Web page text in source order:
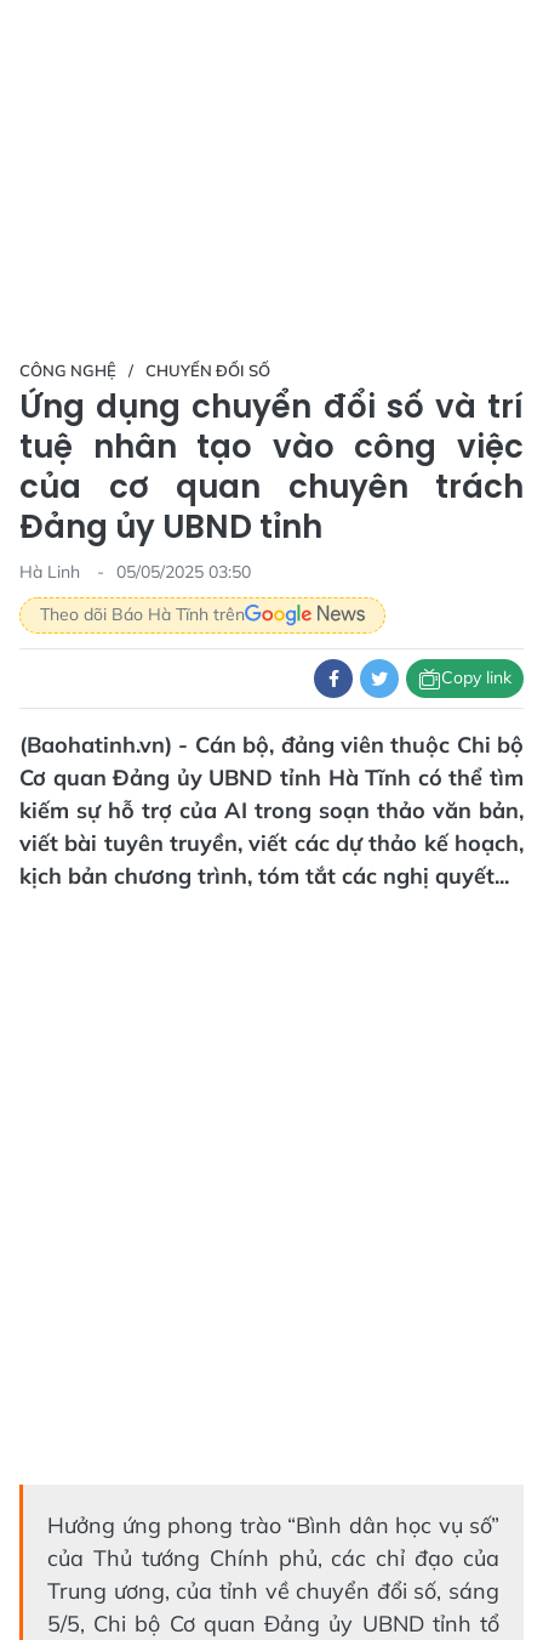
CÔNG NGHỆ CHUYỂN ĐỔI SỐ
Ứng dụng chuyển đổi số và trí
tuệ nhân tạo vào công việc
của cơ quan chuyên trách
Đảng ủy UBND tỉnh
Hà Linh
05/05/2025 03:50
Theo dõi Báo Hà Tĩnh trên
Copy link
(Baohatinh.vn) - Cán bộ, đảng viên thuộc Chi bộ
Cơ quan Đảng ủy UBND tỉnh Hà Tĩnh có thể tìm
kiếm sự hỗ trợ của AI trong soạn thảo văn bản,
viết bài tuyên truyền, viết các dự thảo kế hoạch,
kịch bản chương trình, tóm tắt các nghị quyết...
Hưởng ứng phong trào “Bình dân học vụ số”
của Thủ tướng Chính phủ, các chỉ đạo của
Trung ương, của tỉnh về chuyển đổi số, sáng
5/5, Chi bộ Cơ quan Đảng ủy UBND tỉnh tổ